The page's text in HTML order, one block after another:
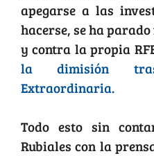
apegarse a las
hacerse, se ha
y contra la propia
la dimisión
Extraordinaria.
Todo esto sin
Rubiales con la